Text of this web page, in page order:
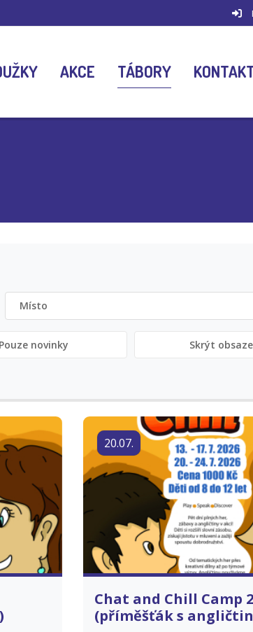
AKCE TÁBORY
Místo
Pouze novinky Skrýt
20.07.
Chat and Chill Camp 2
(příměšťák s